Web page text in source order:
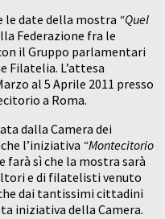
date della mostra “Quel
Federazione fra le
il Gruppo parlamentari
Filatelia. L’attesa
al 5 Aprile 2011 presso
a Roma.
dalla Camera dei
l’iniziativa “Montecitorio
farà sì che la mostra sarà
e di filatelisti venuto
dai tantissimi cittadini
iniziativa della Camera.